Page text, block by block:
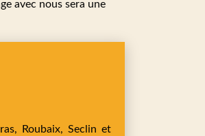
avec nous sera une
Roubaix, Seclin et